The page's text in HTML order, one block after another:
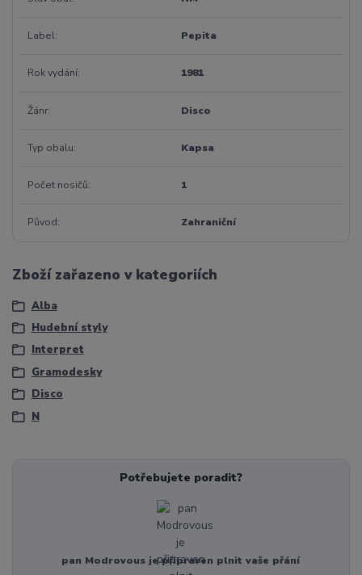
Label Pepita
Rok vydání 1981
Žánr Disco
Typ obalu Kapsa
Počet nosičů 1
Původ Zahraniční
Zboží zařazeno v kategoriích
Alba
Hudební styly
Interpret
Gramodesky
Disco
N
Potřebujete poradit?
pan Modrovous je připraven plnit vaše přání